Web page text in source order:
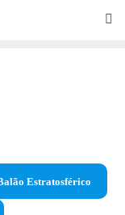
Estratosférico